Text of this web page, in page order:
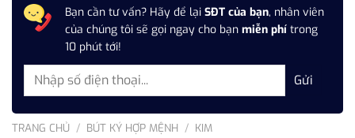
Bạn cần tư vấn? Hãy để lại SĐT của bạn, nhân viên
của chúng tôi sẽ gọi ngay cho bạn miễn phí trong
10 phút tới!
TRANG CHỦ / BÚT KÝ HỢP MỆNH / KIM